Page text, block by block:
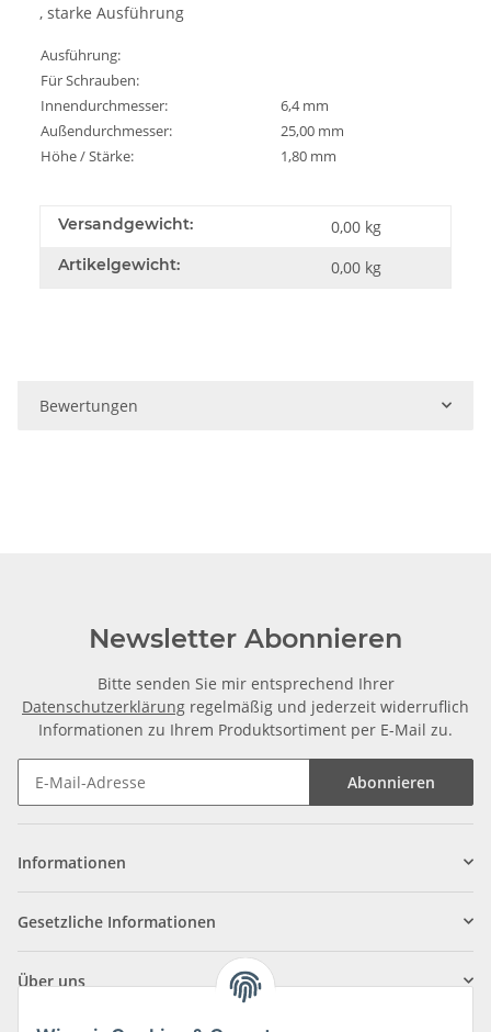
, starke Ausführung
Ausführung:
Für Schrauben:
Innendurchmesser:
6,4 mm
Außendurchmesser:
25,00 mm
Höhe / Stärke:
1,80 mm
Versandgewicht: 0,00 kg
Artikelgewicht: 0,00 kg
Bewertungen
Newsletter Abonnieren
Bitte senden Sie mir entsprechend Ihrer
Datenschutzerklärung regelmäßig und jederzeit widerruflich
Informationen zu Ihrem Produktsortiment per E-Mail zu.
Abonnieren
Informationen
Gesetzliche Informationen
Über uns